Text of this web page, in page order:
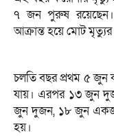
৭ জন পুরুষ রয়েছেন।
আক্রান্ত হয়ে মোট
চলতি বছর প্রথম ৫ জুন
যায়। এরপর ১৩ জুন
জুন দুজন, ১৮ জুন
হয়।